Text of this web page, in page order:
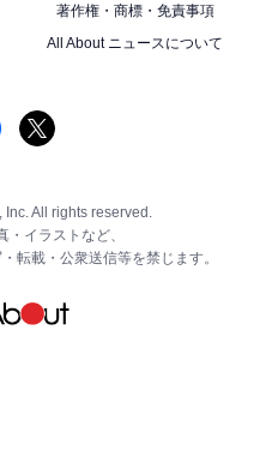
著作権・商標・免責事項
All About ニュースについて
All rights reserved.
・イラストなど、
転載・公衆送信等を禁じます。